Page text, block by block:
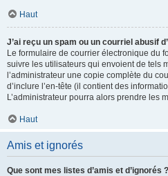
Haut
J’ai reçu un spam ou un courriel abusif
Le formulaire de courrier électronique du
suivre les utilisateurs qui envoient de tels
l’administrateur une copie complète du
d’inclure l’en-tête (il contient des
L’administrateur pourra alors prendre les
Haut
Amis et ignorés
Que sont mes listes d’amis et d’ignorés ?